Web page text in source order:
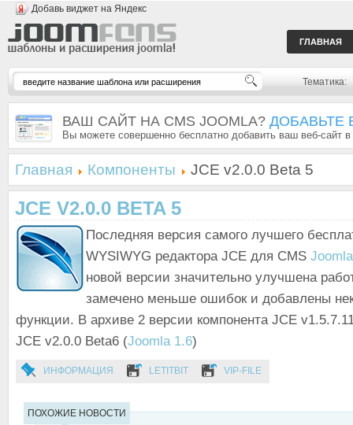
Добавь виджет на Яндекс
ГЛАВНАЯ
Тематика:
ВАШ САЙТ НА CMS JOOMLA? ДОБАВЬТЕ
Вы можете совершенно бесплатно добавить ваш веб-сайт
Главная Компоненты JCE v2.0.0 Beta 5
JCE V2.0.0 BETA 5
Последняя версия самого лучшего
WYSIWYG редактора JCE для CMS
новой версии значительно улучшена
замечено меньше ошибок и добавлены
функции. В архиве 2 версии компонента JCE
JCE v2.0.0 Beta6 (Joomla 1.6)
ИНФОРМАЦИЯ LETITBIT VIP-FILE
ПОХОЖИЕ НОВОСТИ